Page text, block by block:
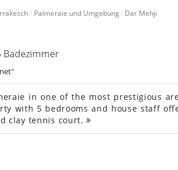
Palmeraie und Umgebung Dar Mehji
Badezimmer
in one of the most prestigious
with 5 bedrooms and house staff
clay tennis court.